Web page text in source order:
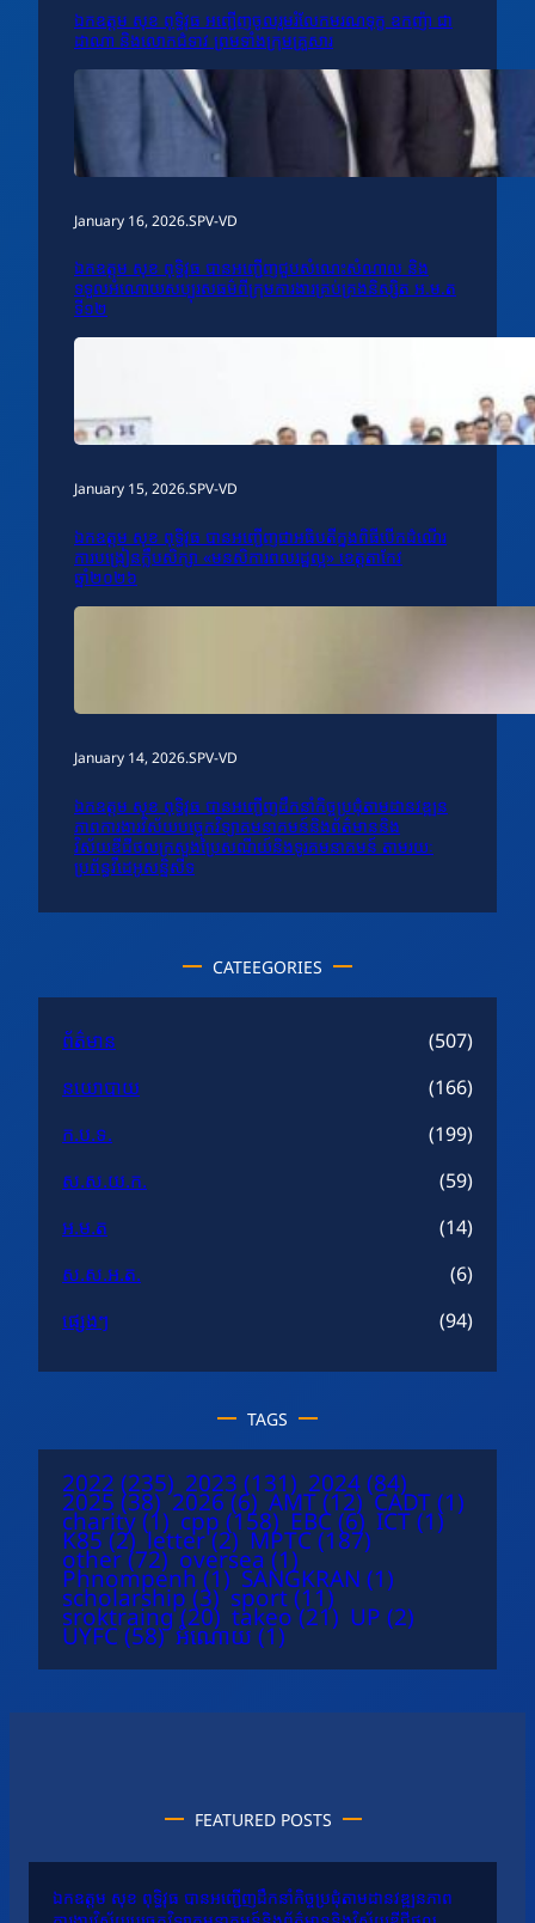
ឯកឧត្តម សុខ ពុទ្ធិវុធ អញ្ជើញចូលរួមរំលែកមរណទុក្ខ ឧកញ៉ា ជា
ដាណា និងលោកជំទាវ ព្រមទាំងក្រុមគ្រួសារ
January 16, 2026.SPV-VD
ឯកឧត្តម សុខ ពុទ្ធិវុធ បានអញ្ជើញជួបសំណេះសំណាល និង
ទទួលអំណោយសប្បុរសធម៌ពីក្រុមការងារគ្រប់គ្រងនិស្សិត អ.ម.ត
ទី១២
January 15, 2026.SPV-VD
ឯកឧត្តម សុខ ពុទ្ធិវុធ បានអញ្ជើញជាអធិបតីក្នុងពិធីបើកដំណើរ
ការបង្រៀនក្លឹបសិក្សា «មនសិការពលរដ្ឋល្អ» ខេត្តតាកែវ
ឆ្នាំ២០២៦
January 14, 2026.SPV-VD
ឯកឧត្តម សុខ ពុទ្ធិវុធ បានអញ្ជើញដឹកនាំកិច្ចប្រជុំតាមដានវឌ្ឍន
ភាពការងារវិស័យបច្ចេកវិទ្យាគមនាគមន៍និងព័ត៌មាននិង
វិស័យឌីជីថលក្រសួងប្រៃសណីយ៍និងទូរគមនាគមន៍ តាមរយៈ
ប្រព័ន្ធវីដេអូសន្និសីទ
CATEEGORIES
ព័ត៌មាន
(507)
នយោបាយ
(166)
ក.ប.ទ.
(199)
ស.ស.យ.ក.
(59)
អ.ម.ត
(14)
ស.ស.អ.ត.
(6)
ផ្សេងៗ
(94)
TAGS
2022 (235) 2023 (131) 2024 (84)
2025 (38) 2026 (6) AMT (12) CADT (1)
charity (1) cpp (158) EBC (6) ICT (1)
K85 (2) letter (2) MPTC (187)
other (72) oversea (1)
Phnompenh (1) SANGKRAN (1)
scholarship (3) sport (11)
sroktraing (20) takeo (21) UP (2)
UYFC (58) អំណោយ (1)
FEATURED POSTS
ឯកឧត្តម សុខ ពុទ្ធិវុធ បានអញ្ជើញដឹកនាំកិច្ចប្រជុំតាមដានវឌ្ឍនភាព